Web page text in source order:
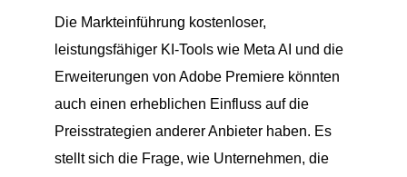
Die Markteinführung kostenloser,
leistungsfähiger KI-Tools wie Meta AI und die
Erweiterungen von Adobe Premiere könnten
auch einen erheblichen Einfluss auf die
Preisstrategien anderer Anbieter haben. Es
stellt sich die Frage, wie Unternehmen, die